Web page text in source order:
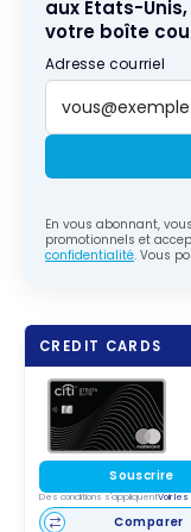
aux États-
votre boîte
Adresse courriel
En vous abonnant,
promotionnels et
confidentialité. Vous
CREDIT CARDS
Souscrire
Des conditions s'appliquentVoir
Comparer